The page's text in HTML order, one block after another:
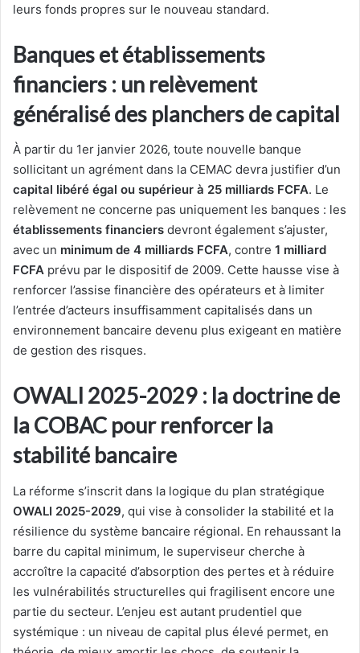
leurs fonds propres sur le nouveau standard.
Banques et établissements
financiers : un relèvement
généralisé des planchers de capital
À partir du 1er janvier 2026, toute nouvelle banque
sollicitant un agrément dans la CEMAC devra justifier d’un
capital libéré égal ou supérieur à 25 milliards FCFA. Le
relèvement ne concerne pas uniquement les banques : les
établissements financiers devront également s’ajuster,
avec un minimum de 4 milliards FCFA, contre 1 milliard
FCFA prévu par le dispositif de 2009. Cette hausse vise à
renforcer l’assise financière des opérateurs et à limiter
l’entrée d’acteurs insuffisamment capitalisés dans un
environnement bancaire devenu plus exigeant en matière
de gestion des risques.
OWALI 2025-2029 : la doctrine de
la COBAC pour renforcer la
stabilité bancaire
La réforme s’inscrit dans la logique du plan stratégique
OWALI 2025-2029, qui vise à consolider la stabilité et la
résilience du système bancaire régional. En rehaussant la
barre du capital minimum, le superviseur cherche à
accroître la capacité d’absorption des pertes et à réduire
les vulnérabilités structurelles qui fragilisent encore une
partie du secteur. L’enjeu est autant prudentiel que
systémique : un niveau de capital plus élevé permet, en